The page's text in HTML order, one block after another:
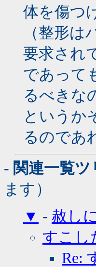
体を傷つ
（整形
要求され
であって
るべきな
というか
るのであ
- 関連一覧ツ
ます）
▼ - 赦し
すこし
Re: